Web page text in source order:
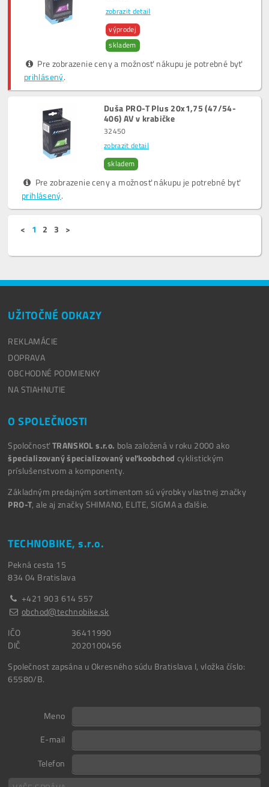
zobrazit detail
výprodej
skladem
Pre zobrazenie ceny a možnosť nákupu je potrebné byť
prihlásený.
Duša PRO-T Plus 20x1,75 (47/54-
406) AV v krabičke
32450
zobrazit detail
skladem
Pre zobrazenie ceny a možnosť nákupu je potrebné byť
prihlásený.
< 1 2 3 >
UŽITOČNÉ ODKAZY
REKLAMÁCIE
DOPRAVA
OBCHODNÉ PODMIENKY
NA STIAHNUTIE
O SPOLEČNOSTI
SpoločnosťTRANSKOL s.r.o. bola založená v roku 2000 ako
špecializovaný špecializovaný veľkoobchod cyklistickým
príslušenstvom a komponenty.
Základným predajným sortimentom sú výrobky vlastnej značky
PRO-T, ale aj značky SHIMAN0, ELITE, SIGMA a ďalšie.
TECHNOBIKE, s.r.o.
Pekná cesta 15
834 04 Bratislava
+421 903 614 557
obchod@technobike.sk
IČO
36411990
DIČ
2020100456
Společnost zapsána u Okresného súdu Bratislava I, vložka číslo:
65580/B.
Meno
E-mail
Telefon